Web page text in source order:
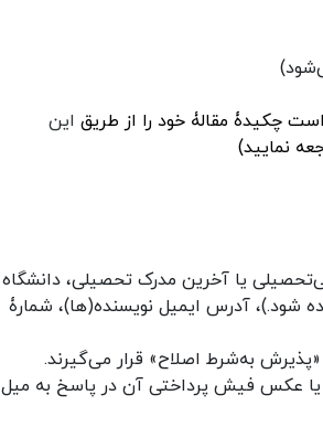
چکیدۀ مقالۀ خود را از طریق این
نمایید)
یا آخرین مدرک تحصیلی، دانشگاه
شود.)، آدرس ایمیل نویسنده(ها)، شمارۀ
به‌شرط اصلاح» قرار می‌گیرند.
عکس فیش پرداختی آن در پاسخ به میل